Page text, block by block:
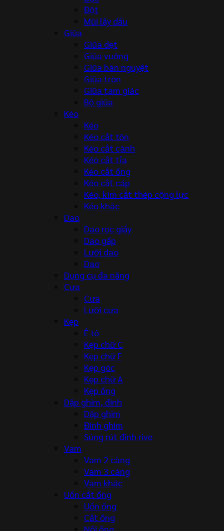
Đột
Mũi lấy dấu
Giũa
Giũa dẹt
Giũa vuông
Giũa bán nguyệt
Giũa tròn
Giũa tam giác
Bộ giũa
Kéo
Kéo
Kéo cắt tôn
Kéo cắt cành
Kéo cắt tỉa
Kéo cắt ống
Kéo cắt cáp
Kéo, kìm cắt thép cộng lực
Kéo khác
Dao
Dao rọc giấy
Dao gấp
Lưỡi dao
Dao
Dụng cụ đa năng
Cưa
Cưa
Lưỡi cưa
Kẹp
Ê tô
Kẹp chữ C
Kẹp chữ F
Kẹp góc
Kẹp chữ A
Kẹp ống
Dập ghim, đinh
Dập ghim
Đinh ghim
Súng rút đinh rive
Vam
Vam 2 càng
Vam 3 càng
Vam khác
Uốn cắt ống
Uốn ống
Cắt ống
Nối ống